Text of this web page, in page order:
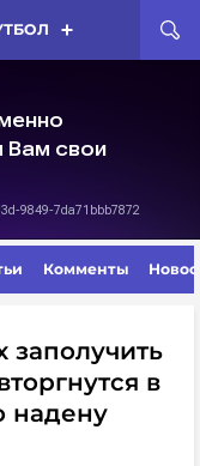
Комменты
заполучить
в
надену